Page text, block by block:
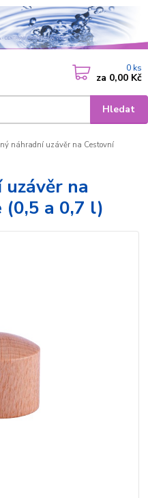
Hledat
0 ks
za 0,00 Kč
náhradní uzávěr na Cestovní
na
(0,5 a 0,7 l)